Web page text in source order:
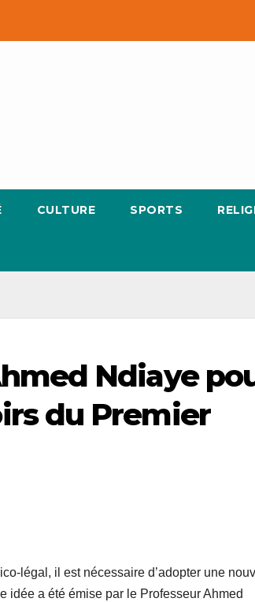
CULTURE SPORTS
Ndiaye
du Premier
légal, il est nécessaire d’adopter une
idée a été émise par le Professeur Ahmed